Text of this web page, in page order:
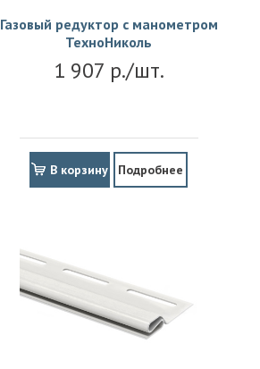
Газовый редуктор с манометром
ТехноНиколь
1 907 р./шт.
В корзину Подробнее